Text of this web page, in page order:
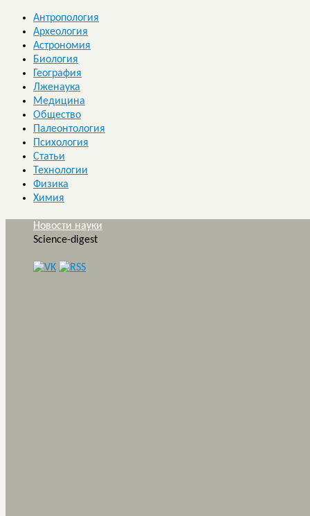
Антропология
Археология
Астрономия
Биология
География
Лженаука
Медицина
Общество
Палеонтология
Психология
Статьи
Технологии
Физика
Химия
Новости науки
Science-digest